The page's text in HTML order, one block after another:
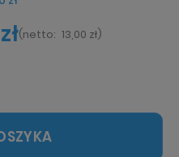
(netto: 13,00 zł)